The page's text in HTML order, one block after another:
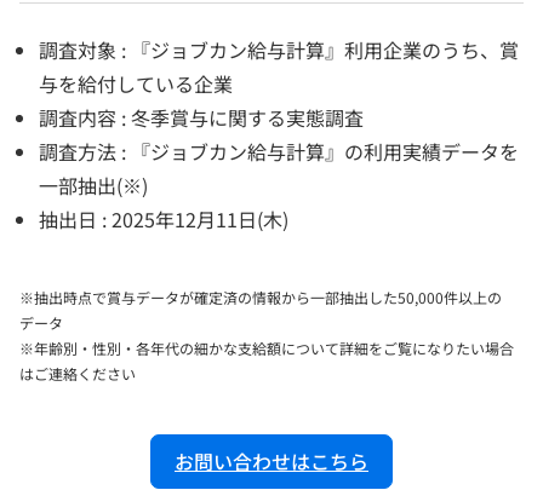
調査対象 : 『ジョブカン給与計算』利用企業のうち、賞
与を給付している企業
調査内容 : 冬季賞与に関する実態調査
調査方法 : 『ジョブカン給与計算』の利用実績データを
一部抽出(※)
抽出日 : 2025年12月11日(木)
※抽出時点で賞与データが確定済の情報から一部抽出した50,000件以上の
データ
※年齢別・性別・各年代の細かな支給額について詳細をご覧になりたい場合
はご連絡ください
お問い合わせはこちら